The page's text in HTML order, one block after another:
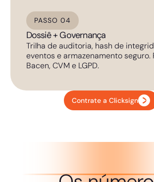
PASSO 04
Dossiê + Governança
Trilha de auditoria, hash de
eventos e armazenamento seguro.
Bacen, CVM e LGPD.
Contrate a Clicksign